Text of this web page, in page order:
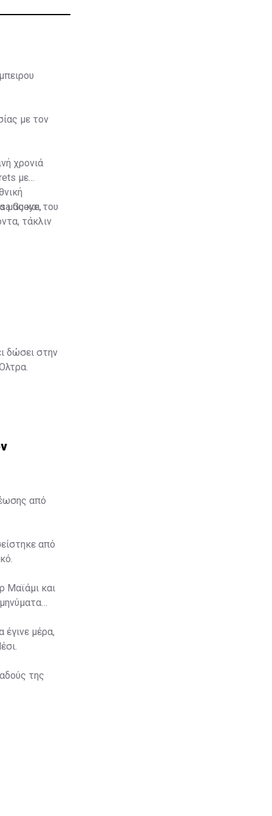
με τον
χρονιά
με
Gueye,
τάκλιν
μας και του
δώσει στην
από
από
Μαϊάμι και
μέρα,
της